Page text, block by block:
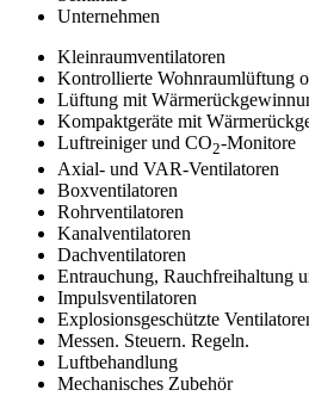
Unternehmen
Kleinraumventilatoren
Kontrollierte Wohnraumlüftung
Lüftung mit
Kompaktgeräte mit
Luftreiniger und CO2-Monitore
Axial- und VAR-Ventilatoren
Boxventilatoren
Rohrventilatoren
Kanalventilatoren
Dachventilatoren
Entrauchung, Rauchfreihaltung
Impulsventilatoren
Explosionsgeschützte
Messen. Steuern. Regeln.
Luftbehandlung
Mechanisches Zubehör